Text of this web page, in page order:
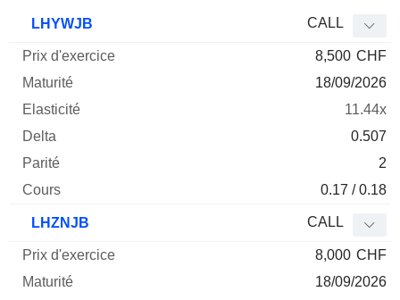
Mnemo Type
Parité
LHYWJB CALL
8,500 CHF
18/09/2026
11.44x
0.507
2
0.17 / 0.18
LHZNJB CALL
8,000 CHF
18/09/2026